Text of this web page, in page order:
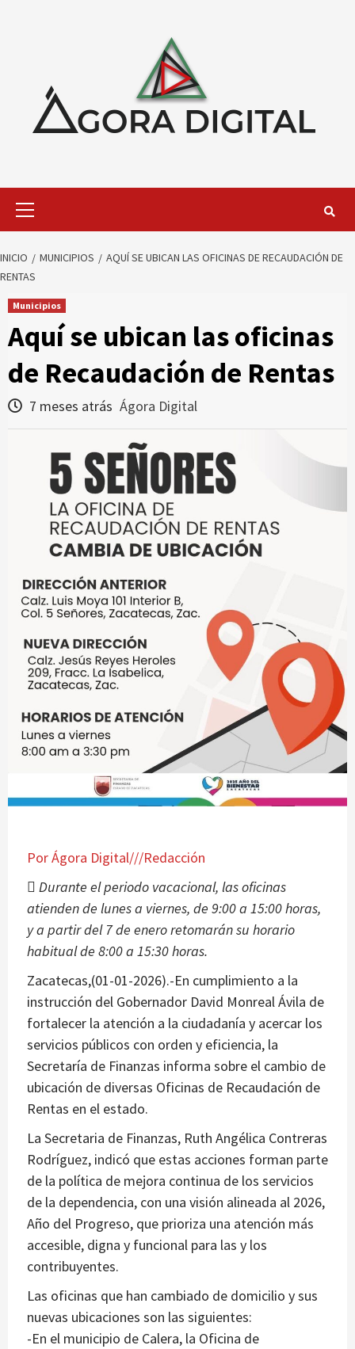
INICIO MUNICIPIOS
AQUÍ SE UBICAN LAS OFICINAS DE RECAUDACIÓN DE
RENTAS
Municipios
Aquí se ubican las oficinas
de Recaudación de Rentas
7 meses atrás Ágora Digital
Por Ágora Digital///Redacción
 Durante el periodo vacacional, las oficinas
atienden de lunes a viernes, de 9:00 a 15:00 horas,
y a partir del 7 de enero retomarán su horario
habitual de 8:00 a 15:30 horas.
Zacatecas,(01-01-2026).-En cumplimiento a la
instrucción del Gobernador David Monreal Ávila de
fortalecer la atención a la ciudadanía y acercar los
servicios públicos con orden y eficiencia, la
Secretaría de Finanzas informa sobre el cambio de
ubicación de diversas Oficinas de Recaudación de
Rentas en el estado.
La Secretaria de Finanzas, Ruth Angélica Contreras
Rodríguez, indicó que estas acciones forman parte
de la política de mejora continua de los servicios
de la dependencia, con una visión alineada al 2026,
Año del Progreso, que prioriza una atención más
accesible, digna y funcional para las y los
contribuyentes.
Las oficinas que han cambiado de domicilio y sus
nuevas ubicaciones son las siguientes:
-En el municipio de Calera, la Oficina de